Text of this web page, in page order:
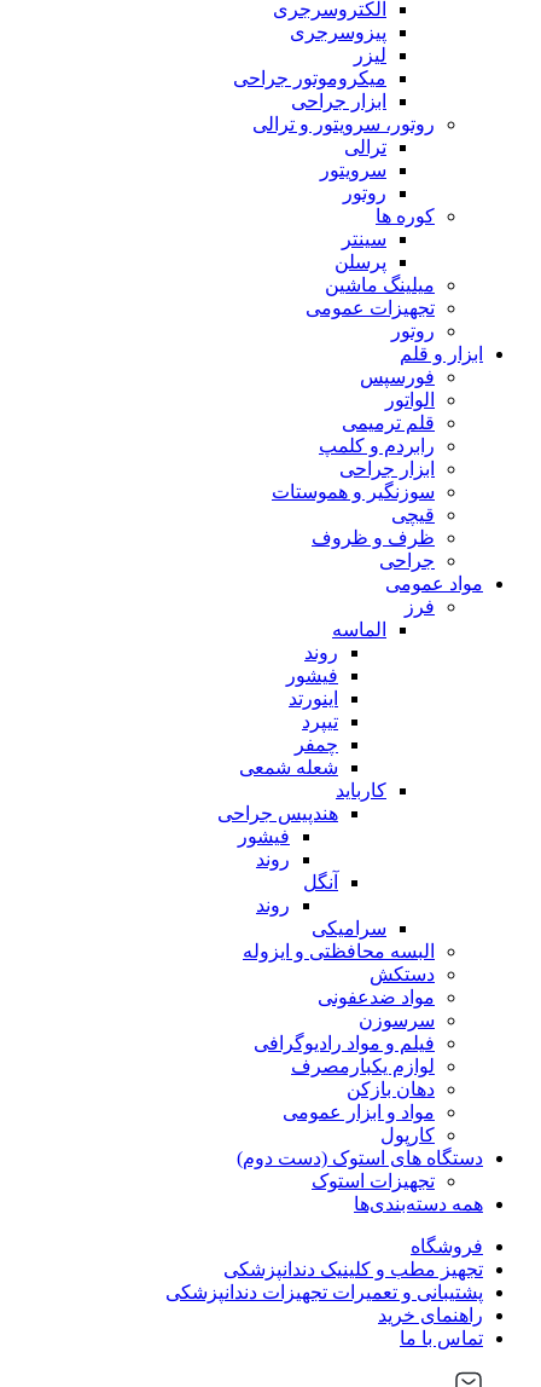
الکتروسرجری
پیزوسرجری
لیزر
میکروموتور جراحی
ابزار جراحی
روتور، سرویتور و ترالی
ترالی
سرویتور
روتور
کوره ها
سینتر
پرسلن
میلینگ ماشین
تجهیزات عمومی
روتور
ابزار و قلم
فورسپس
الواتور
قلم ترمیمی
رابردم و کلمپ
ابزار جراحی
سوزنگیر و هموستات
قیچی
ظرف و ظروف
جراحی
مواد عمومی
فرز
الماسه
روند
فیشور
اینورتد
تیپرد
چمفر
شعله شمعی
کارباید
هندپیس جراحی
فیشور
روند
آنگل
روند
سرامیکی
البسه محافظتی و ایزوله
دستکش
مواد ضدعفونی
سرسوزن
فیلم و مواد رادیوگرافی
لوازم یکبارمصرف
دهان بازکن
مواد و ابزار عمومی
کارپول
دستگاه های استوک (دست دوم)
تجهیزات استوک
همه دسته‌بندی‌ها
فروشگاه
تجهیز مطب و کلینیک دندانپزشکی
پشتیبانی و تعمیرات تجهیزات دندانپزشکی
راهنمای خرید
تماس با ما